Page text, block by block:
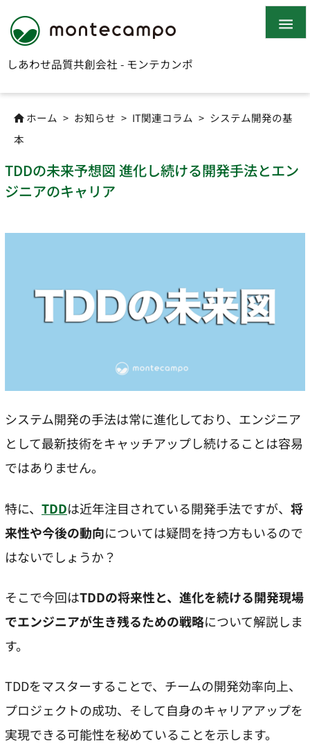
しあわせ品質共創会社 - モンテカンポ

 ホーム > お知らせ > IT関連コラム > システム開発の基
本
TDDの未来予想図 進化し続ける開発手法とエン
ジニアのキャリア
システム開発の手法は常に進化しており、エンジニア
として最新技術をキャッチアップし続けることは容易
ではありません。
特に、 TDDは近年注目されている開発手法ですが、 将
来性や今後の動向については疑問を持つ方もいるので
はないでしょうか？
そこで今回はTDDの将来性と、進化を続ける開発現場
でエンジニアが生き残るための戦略について解説しま
す。
TDDをマスターすることで、チームの開発効率向上、
プロジェクトの成功、そして自身のキャリアアップを
実現できる可能性を秘めていることを示します。